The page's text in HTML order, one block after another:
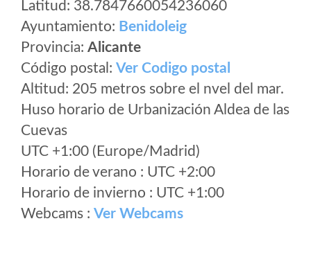
Latitud: 38.7847660054236060
Ayuntamiento: Benidoleig
Provincia: Alicante
Código postal: Ver Codigo postal
Altitud: 205 metros sobre el nvel del mar.
Huso horario de Urbanización Aldea de las
Cuevas
UTC +1:00 (Europe/Madrid)
Horario de verano : UTC +2:00
Horario de invierno : UTC +1:00
Webcams : Ver Webcams